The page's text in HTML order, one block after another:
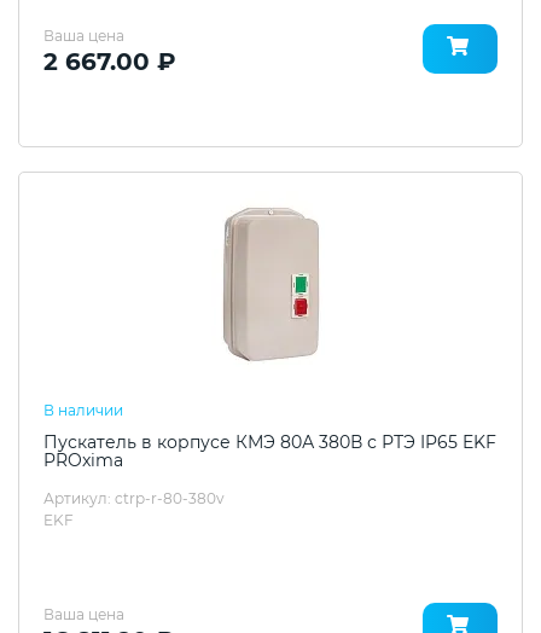
Ваша цена
2 667.00 ₽
В наличии
Пускатель в корпусе КМЭ 80А 380В с РТЭ IP65 EKF
PROxima
Артикул: ctrp-r-80-380v
EKF
Ваша цена